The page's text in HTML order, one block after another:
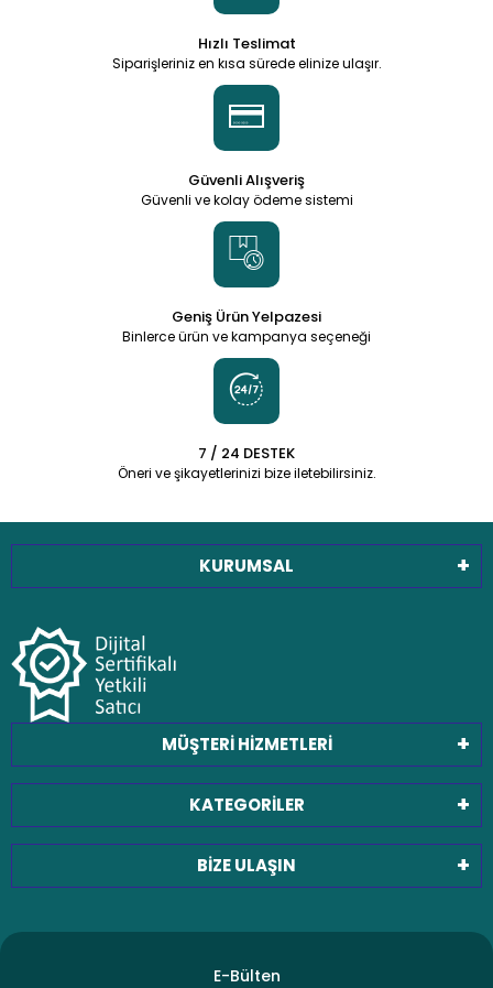
Hızlı Teslimat
Siparişleriniz en kısa sürede elinize ulaşır.
Güvenli Alışveriş
Güvenli ve kolay ödeme sistemi
Geniş Ürün Yelpazesi
Binlerce ürün ve kampanya seçeneği
7 / 24 DESTEK
Öneri ve şikayetlerinizi bize iletebilirsiniz.
KURUMSAL
MÜŞTERİ HİZMETLERİ
KATEGORİLER
BİZE ULAŞIN
E-Bülten